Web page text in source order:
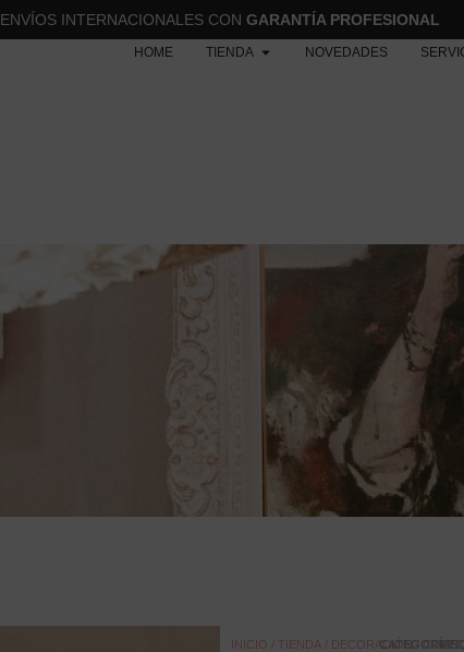
ENVÍOS INTERNACIONALES CON GARANTÍA PROFESIONAL
HOME TIENDA NOVEDADES
INICIO / TIENDA / DECORACIÓN /
CATEGORÍAS :